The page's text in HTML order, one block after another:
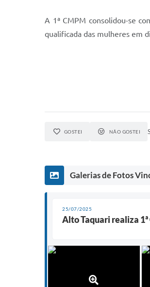
A 1ª CMPM consolidou-se
qualificada das mulheres em
GOSTEI NÃO GOSTEI
Galerias de Fotos
25/07/2025
Alto Taquari realiza